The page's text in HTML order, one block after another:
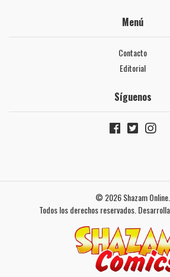
Menú
Contacto
Editorial
Síguenos
© 2026 Shazam Online.
Todos los derechos reservados.